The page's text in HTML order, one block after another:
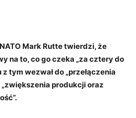
Mark Rutte twierdzi, że
na to, co go czeka „za cztery do
tym wezwał do „przełączenia
produkcji oraz